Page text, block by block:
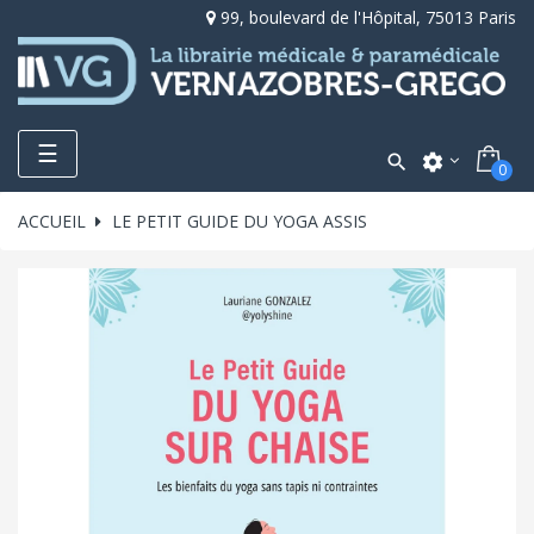
99, boulevard de l'Hôpital, 75013 Paris
Toggle
navigation
☰  settings 0
ACCUEIL LE PETIT GUIDE DU YOGA ASSIS